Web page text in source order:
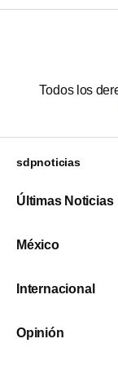
Todos los
sdpnoticias
Últimas Noticias
México
Internacional
Opinión